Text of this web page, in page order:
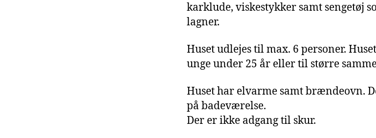
karklude, viskestykker samt sengetøj
lagner.
Huset udlejes til max. 6 personer.
unge under 25 år eller til større
Huset har elvarme samt brændeovn.
på badeværelse.
Der er ikke adgang til skur.